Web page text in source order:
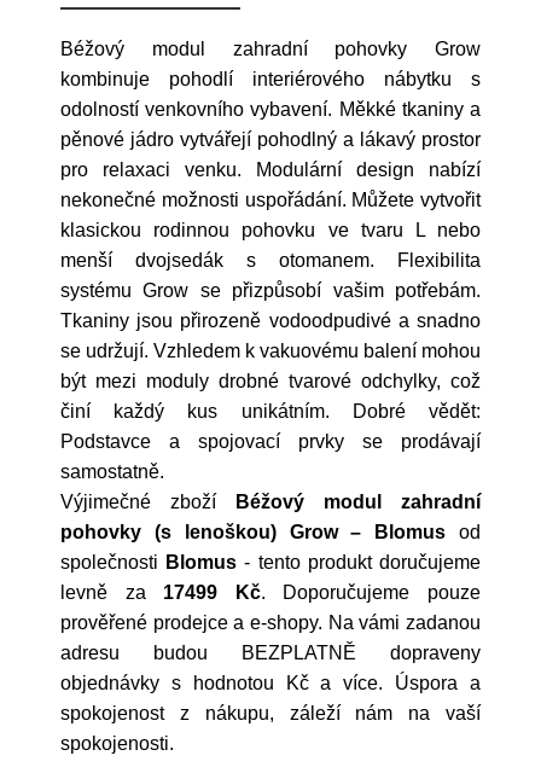
Béžový modul zahradní pohovky Grow
kombinuje pohodlí interiérového nábytku s
odolností venkovního vybavení. Měkké tkaniny a
pěnové jádro vytvářejí pohodlný a lákavý prostor
pro relaxaci venku. Modulární design nabízí
nekonečné možnosti uspořádání. Můžete vytvořit
klasickou rodinnou pohovku ve tvaru L nebo
menší dvojsedák s otomanem. Flexibilita
systému Grow se přizpůsobí vašim potřebám.
Tkaniny jsou přirozeně vodoodpudivé a snadno
se udržují. Vzhledem k vakuovému balení mohou
být mezi moduly drobné tvarové odchylky, což
činí každý kus unikátním. Dobré vědět:
Podstavce a spojovací prvky se prodávají
samostatně.
Výjimečné zboží
Béžový modul zahradní
pohovky (s lenoškou) Grow – Blomus od
společnosti Blomus - tento produkt doručujeme
levně za 17499 Kč. Doporučujeme pouze
prověřené prodejce a e-shopy. Na vámi zadanou
adresu budou BEZPLATNĚ dopraveny
objednávky s hodnotou Kč a více. Úspora a
spokojenost z nákupu, záleží nám na vaší
spokojenosti.